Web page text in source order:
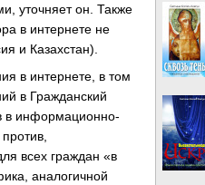
уточняет он. Также
в интернете не
и Казахстан).
в интернете, в том
в Гражданский
в информационно-
всех граждан «в
аналогичной